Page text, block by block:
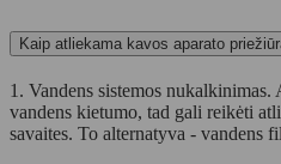
Kaip atliekama kavos aparato
1. Vandens sistemos
vandens kietumo, tad gali reikėti
savaites. To alternatyva - vandens